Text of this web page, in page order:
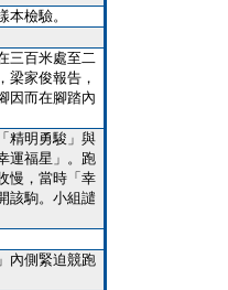
檢驗。
三百米處至二
梁家俊報告，
因而在腳踏內
精明勇駿」與
運福星」。跑
慢，當時「幸
該駒。小組譴
內側緊迫競跑